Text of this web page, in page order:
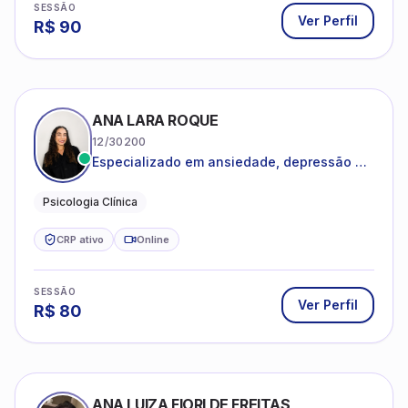
SESSÃO
R$ 90 Ver Perfil
ANA LARA ROQUE
12/30200
Especializado em ansiedade, depressão e
Psicologia Clínica
CRP ativo Online
SESSÃO
R$ 80 Ver Perfil
ANA LUIZA FIORI DE FREITAS